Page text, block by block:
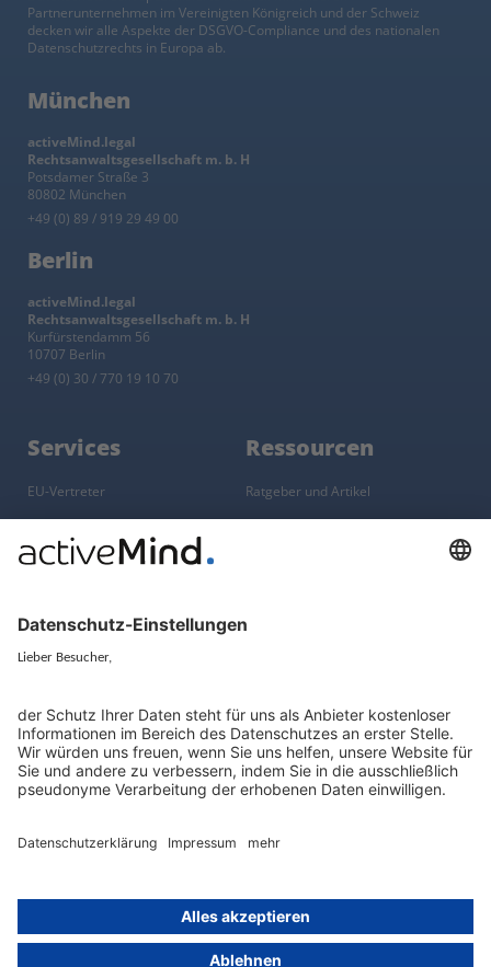
Partnerunternehmen im Vereinigten Königreich und der Schweiz
decken wir alle Aspekte der DSGVO-Compliance und des nationalen
Datenschutzrechts in Europa ab.
München
activeMind.legal
Rechtsanwaltsgesellschaft m. b. H
Potsdamer Straße 3
80802 München
+49 (0) 89 / 919 29 49 00
Berlin
activeMind.legal
Rechtsanwaltsgesellschaft m. b. H
Kurfürstendamm 56
10707 Berlin
+49 (0) 30 / 770 19 10 70
Services
EU-Vertreter
Konzern-Datenschutz
Künstliche Intelligenz
Hinweisgebersystem mit
Ressourcen
Ratgeber und Artikel
Newsletter
Über uns
Unsere Experten
Presse, Medien & Events
activeMind AG (Deutschland)
activeMind.ch (Schweiz)
Online-Schulungs-Portal
Karriereportal